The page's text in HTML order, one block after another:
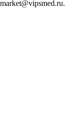
market@vipsmed.ru.